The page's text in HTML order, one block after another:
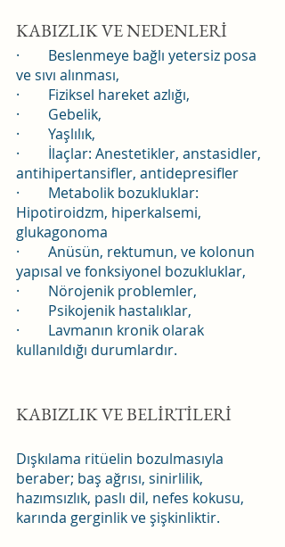
KABIZLIK VE NEDENLERİ
·        Beslenmeye bağlı yetersiz posa
ve sıvı alınması,
·        Fiziksel hareket azlığı,
·        Gebelik,
·        Yaşlılık,
·        İlaçlar: Anestetikler, anstasidler,
antihipertansifler, antidepresifler
·        Metabolik bozukluklar:
Hipotiroidzm, hiperkalsemi,
glukagonoma
·        Anüsün, rektumun, ve kolonun
yapısal ve fonksiyonel bozukluklar,
·        Nörojenik problemler,
·        Psikojenik hastalıklar,
·        Lavmanın kronik olarak
kullanıldığı durumlardır.
KABIZLIK VE BELİRTİLERİ
Dışkılama ritüelin bozulmasıyla
beraber; baş ağrısı, sinirlilik,
hazımsızlık, paslı dil, nefes kokusu,
karında gerginlik ve şişkinliktir.